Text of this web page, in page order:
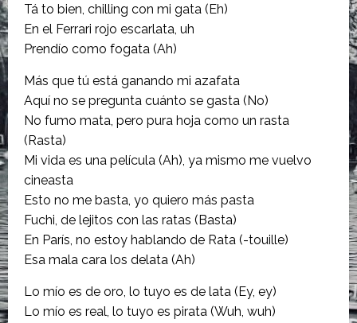
Tá to bien, chilling con mi gata (Eh)
En el Ferrari rojo escarlata, uh
Prendío como fogata (Ah)
Más que tú está ganando mi azafata
Aquí no se pregunta cuánto se gasta (No)
No fumo mata, pero pura hoja como un rasta
(Rasta)
Mi vida es una película (Ah), ya mismo me vuelvo
cineasta
Esto no me basta, yo quiero más pasta
Fuchi, de lejitos con las ratas (Basta)
En París, no estoy hablando de Rata (-touille)
Esa mala cara los delata (Ah)
Lo mío es de oro, lo tuyo es de lata (Ey, ey)
Lo mío es real, lo tuyo es pirata (Wuh, wuh)